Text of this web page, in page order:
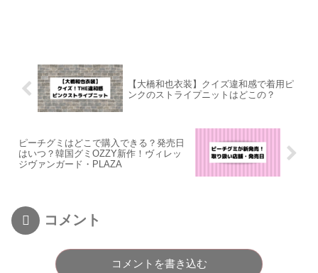
【大橋和也衣装】クイズ違和感で着用ピ
ンクのストライプニットはどこの？
ピーチグミはどこで購入できる？発売日
はいつ？韓国グミOZZY新作！ヴィレッ
ジヴァンガード・PLAZA
コメント
コメントを書き込む